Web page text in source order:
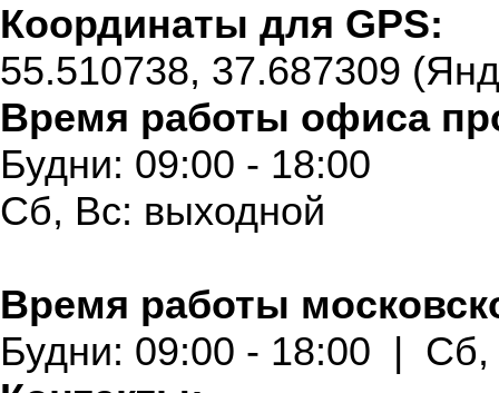
Координаты для GPS:
55.510738, 37.687309
Время работы офиса
Будни: 09:00 - 18:00
Сб, Вс: выходной
Время работы
Будни: 09:00 - 18:00 |